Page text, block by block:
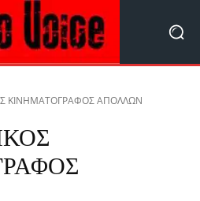
ΚΙΝΗΜΑΤΟΓΡΑΦΟΣ ΑΠΟΛΛΩΝ